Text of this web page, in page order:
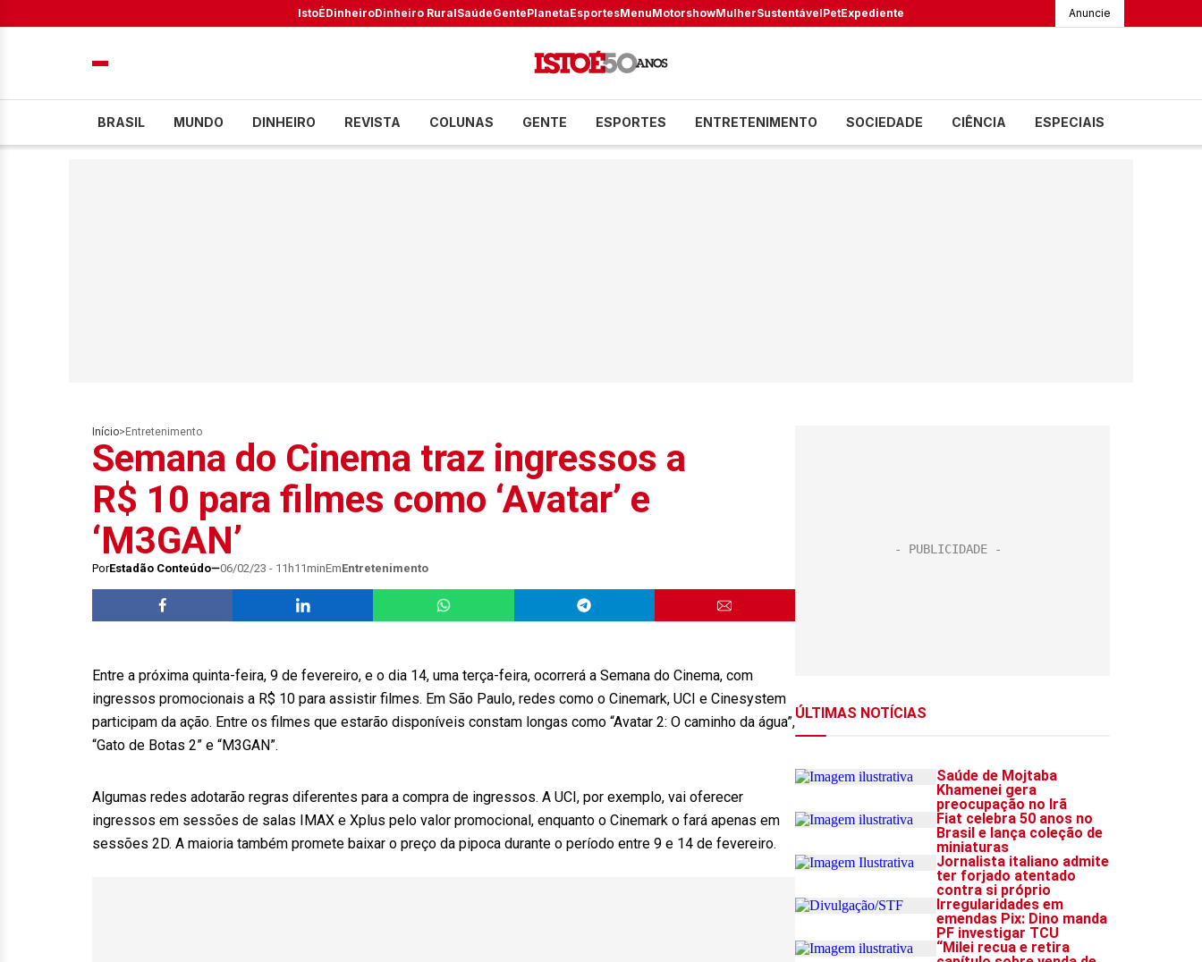
IstoÉDinheiroDinheiro RuralSaúdeGentePlanetaEsportesMenuMotorshowMulherSustentávelPetExpediente Anuncie
BRASIL MUNDO DINHEIRO REVISTA COLUNAS GENTE ESPORTES ENTRETENIMENTO SOCIEDADE CIÊNCIA ESPECIAIS
Início> Entretenimento
Semana do Cinema traz ingressos a
R$ 10 para filmes como ‘Avatar’ e
‘M3GAN’
PorEstadão Conteúdo 06/02/23 - 11h11minEmEntretenimento
Entre a próxima quinta-feira, 9 de fevereiro, e o dia 14, uma terça-feira, ocorrerá a Semana do Cinema, com
ingressos promocionais a R$ 10 para assistir filmes. Em São Paulo, redes como o Cinemark, UCI e Cinesystem
participam da ação. Entre os filmes que estarão disponíveis constam longas como “Avatar 2: O caminho da água”,
“Gato de Botas 2” e “M3GAN”.
Algumas redes adotarão regras diferentes para a compra de ingressos. A UCI, por exemplo, vai oferecer
ingressos em sessões de salas IMAX e Xplus pelo valor promocional, enquanto o Cinemark o fará apenas em
sessões 2D. A maioria também promete baixar o preço da pipoca durante o período entre 9 e 14 de fevereiro.